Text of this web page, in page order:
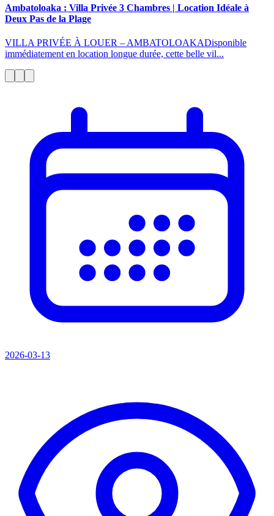
Ambatoloaka : Villa Privée 3 Chambres | Location Idéale à
Deux Pas de la Plage
VILLA PRIVÉE À LOUER – AMBATOLOAKADisponible
immédiatement en location longue durée, cette belle vil...
2026-03-13